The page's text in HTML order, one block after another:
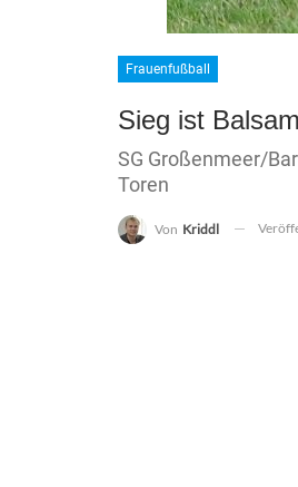
Frauenfußball
Sieg ist
SG Großenmeer/
Toren
Von Kriddl